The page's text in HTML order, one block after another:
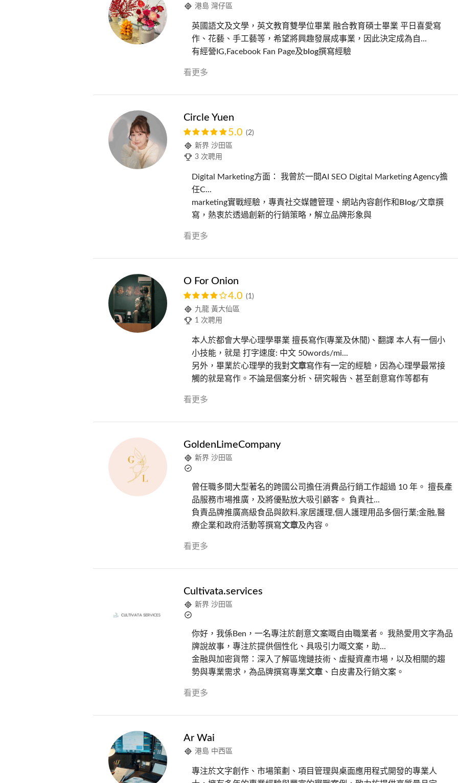
港島 灣仔區
英國語文及文學，英文教育雙學位畢業 融合教育碩士畢業 平日喜愛寫
作、花藝、手工藝等，希望將興趣發展成事業，因此決定成為自...
有經營IG,Facebook Fan Page及 blog撰寫經驗
看更多
Circle Yuen
5.0 (2)
新界 沙田區
3 次聘用
Digital Marketing方面： 我曾於一間AI SEO Digital Marketing Agency擔
任C...
marketing實戰經驗，專責社交媒體管理、網站內容創作和 Blog/文章撰
寫，熱衷於透過創新的行銷策略，解立品牌形象與
看更多
O For Onion
4.0 (1)
九龍 黃大仙區
1 次聘用
本人於都會大學心理學畢業 擅長寫作(專業及休閒)、翻譯 本人有一個小
小技能，就是 打字速度: 中文 50words/mi...
另外，畢業於心理學的我對文章寫作有一定的經驗，因為心理學最常接
觸的就是寫作。不論是個案分析、研究報告、甚至創意寫作等都有
看更多
GoldenLimeCompany
新界 沙田區
曾任職多間大型著名的跨國公司擔任消費品行銷工作超過 10 年。 擅長產
品服務市場推廣，及將優點放大吸引顧客。 負責社...
負責品牌推廣高級食品與飲料,家居護理,個人護理用品多個行業;金融,醫
療企業和政府活動等撰寫文章及內容。
看更多
Cultivata.services
新界 沙田區
你好，我係Ben，一名專注於創意文案嘅自由職業者。 我熱愛用文字為品
牌說故事，專注於提供個性化、具吸引力嘅文案，助...
金融與加密貨幣：深入了解區塊鏈技術、虛擬資產市場，以及相關的趨
勢與專業需求，為品牌撰寫專業文章、白皮書及行銷文案。
看更多
Ar Wai
港島 中西區
專注於文字創作、市場策劃、項目管理與桌面應用程式開發的專業人